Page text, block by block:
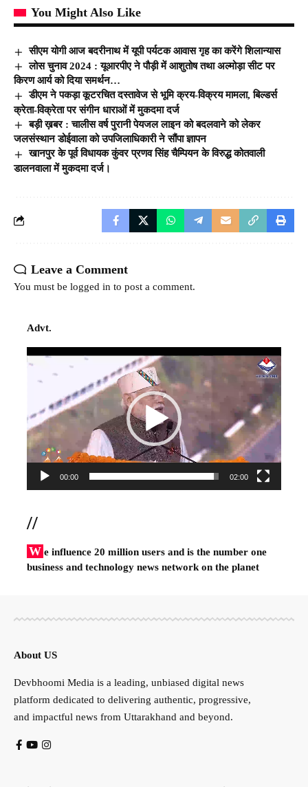
You Might Also Like
सीएम योगी आज बदरीनाथ में यूपी पर्यटक आवास गृह का करेंगे शिलान्यास
लोस चुनाव 2024 : यूआरपीए ने पौड़ी में आशुतोष तथा अल्मोड़ा सीट पर
किरण आर्य को दिया समर्थन…
डीएम ने पकड़ा कूटरचित दस्तावेज से भूमि क्रय-विक्रय मामला, बिल्डर्स
क्रेता-विक्रेता पर संगीन धाराओं में मुकदमा दर्ज
बड़ी ख़बर : चालीस वर्ष पुरानी पेयजल लाइन को बदलवाने को लेकर
जलसंस्थान डोईवाला को उपजिलाधिकारी ने सौंपा ज्ञापन
खानपुर के पूर्व विधायक कुंवर प्रणव सिंह चैम्पियन के विरुद्ध कोतवाली
डालनवाला में मुकदमा दर्ज।
Leave a Comment
You must be logged in to post a comment.
Advt.
Video
00:00 02:00
//
W e influence 20 million users and is the number one
business and technology news network on the planet
About US
Devbhoomi Media is a leading, unbiased digital news
platform dedicated to delivering authentic, progressive,
and impactful news from Uttarakhand and beyond.